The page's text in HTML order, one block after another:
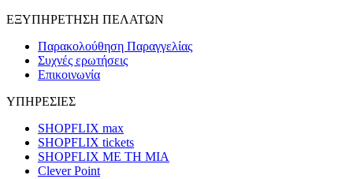
ΕΞΥΠΗΡΕΤΗΣΗ ΠΕΛΑΤΩΝ
Παρακολούθηση Παραγγελίας
Συχνές ερωτήσεις
Επικοινωνία
ΥΠΗΡΕΣΙΕΣ
SHOPFLIX max
SHOPFLIX tickets
SHOPFLIX ΜΕ ΤΗ ΜΙΑ
Clever Point